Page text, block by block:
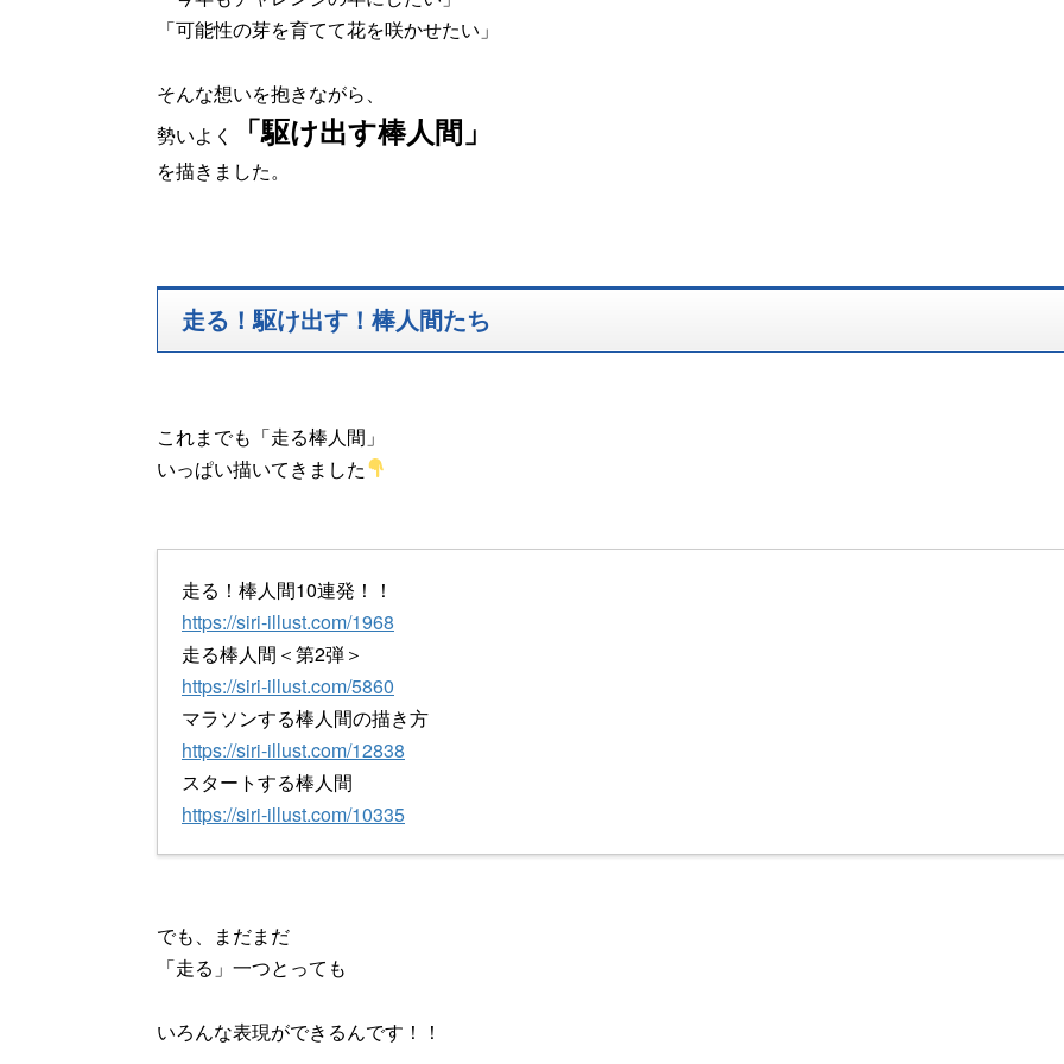
「可能性の芽を育てて花を咲かせたい」
そんな想いを抱きながら、
勢いよく
「駆け出す棒人間」
を描きました。
走る！駆け出す！棒人間たち
これまでも「走る棒人間」
いっぱい描いてきました
走る！棒人間10連発！！
https://siri-illust.com/1968
走る棒人間＜第2弾＞
https://siri-illust.com/5860
マラソンする棒人間の描き方
https://siri-illust.com/12838
スタートする棒人間
https://siri-illust.com/10335
でも、まだまだ
「走る」一つとっても
いろんな表現ができるんです！！